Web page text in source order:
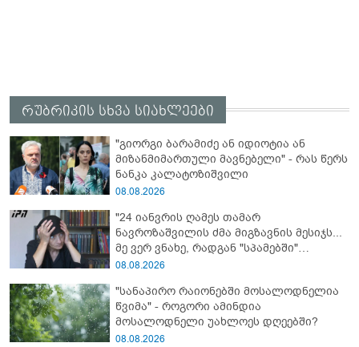
რუბრიკის სხვა სიახლეები
"გიორგი ბარამიძე ან იდიოტია ან
მიზანმიმართული მავნებელი" - რას წერს
ნანკა კალატოზიშვილი
08.08.2026
"24 იანვრის ღამეს თამარ
ნავროზაშვილის ძმა მიგზავნის მესიჯს...
მე ვერ ვნახე, რადგან "სპამებში"
ჩავარდა": რა მისწერა ნია იმნაძის ბიძამ
"სქრინს" აქვეყნებს
08.08.2026
"სანაპირო რაიონებში მოსალოდნელია
წვიმა" - როგორი ამინდია
მოსალოდნელი უახლოეს დღეებში?
08.08.2026